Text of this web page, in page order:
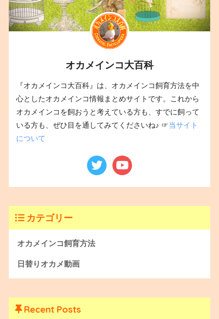
オカメインコ大百科
『オカメインコ大百科』は、オカメインコ飼育方法を中
心としたオカメインコ情報まとめサイトです。これから
オカメインコを飼おうと考えている方も、すでに飼って
いる方も、ぜひ目を通してみてくださいね♪ ☞当サイト
について
カテゴリー
オカメインコ飼育方法
日替りオカメ動画
Recent Posts